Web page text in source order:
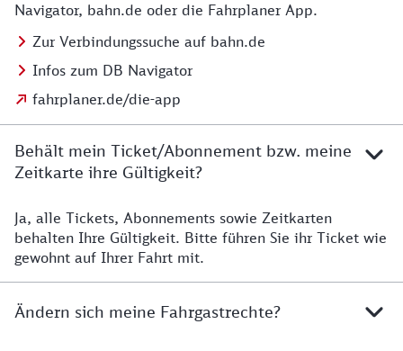
Navigator, bahn.de oder die Fahrplaner App.
Zur Verbindungssuche auf bahn.de
Infos zum DB Navigator
fahrplaner.de/die-app
Behält mein Ticket/Abonnement bzw. meine
Zeitkarte ihre Gültigkeit?
Details zur Zeitkarte
Ja, alle Tickets, Abonnements sowie Zeitkarten
behalten Ihre Gültigkeit. Bitte führen Sie ihr Ticket wie
gewohnt auf Ihrer Fahrt mit.
Ändern sich meine Fahrgastrechte?